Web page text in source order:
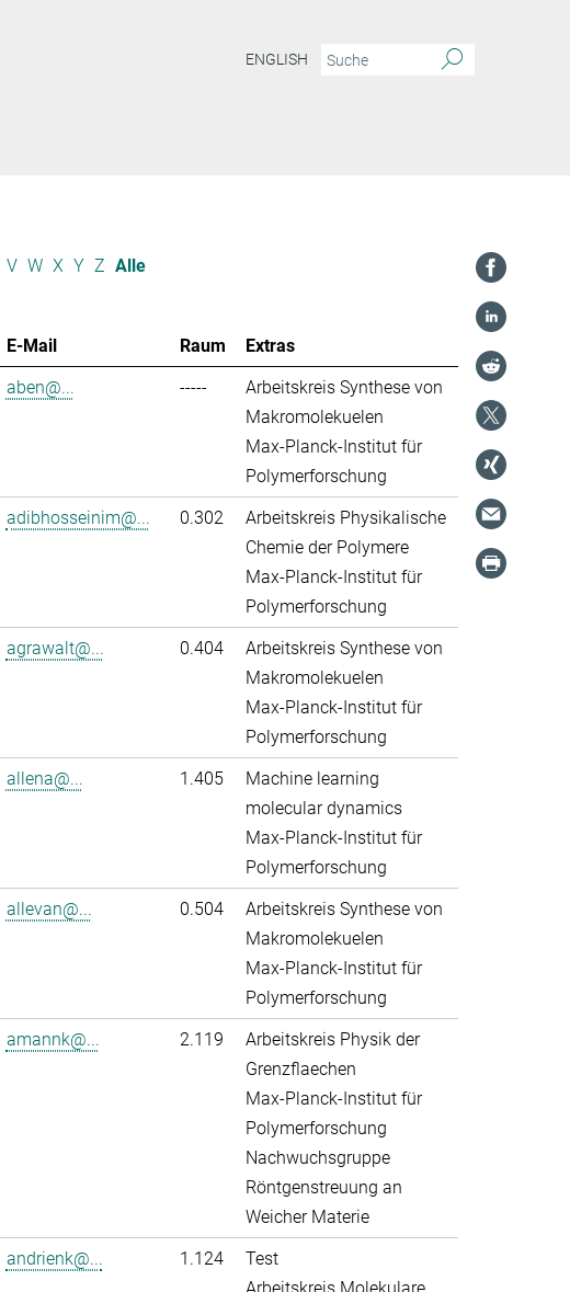
ENGLISH
V W X Y Z Alle
E-Mail Raum
Extras
aben@... -----
Arbeitskreis Synthese von
Makromolekuelen
Max-Planck-Institut für
Polymerforschung
adibhosseinim@... 0.302
Arbeitskreis Physikalische
Chemie der Polymere
Max-Planck-Institut für
Polymerforschung
agrawalt@... 0.404
Arbeitskreis Synthese von
Makromolekuelen
Max-Planck-Institut für
Polymerforschung
allena@... 1.405
Machine learning
molecular dynamics
Max-Planck-Institut für
Polymerforschung
allevan@... 0.504
Arbeitskreis Synthese von
Makromolekuelen
Max-Planck-Institut für
Polymerforschung
amannk@... 2.119
Arbeitskreis Physik der
Grenzflaechen
Max-Planck-Institut für
Polymerforschung
Nachwuchsgruppe
Röntgenstreuung an
Weicher Materie
andrienk@... 1.124
Test